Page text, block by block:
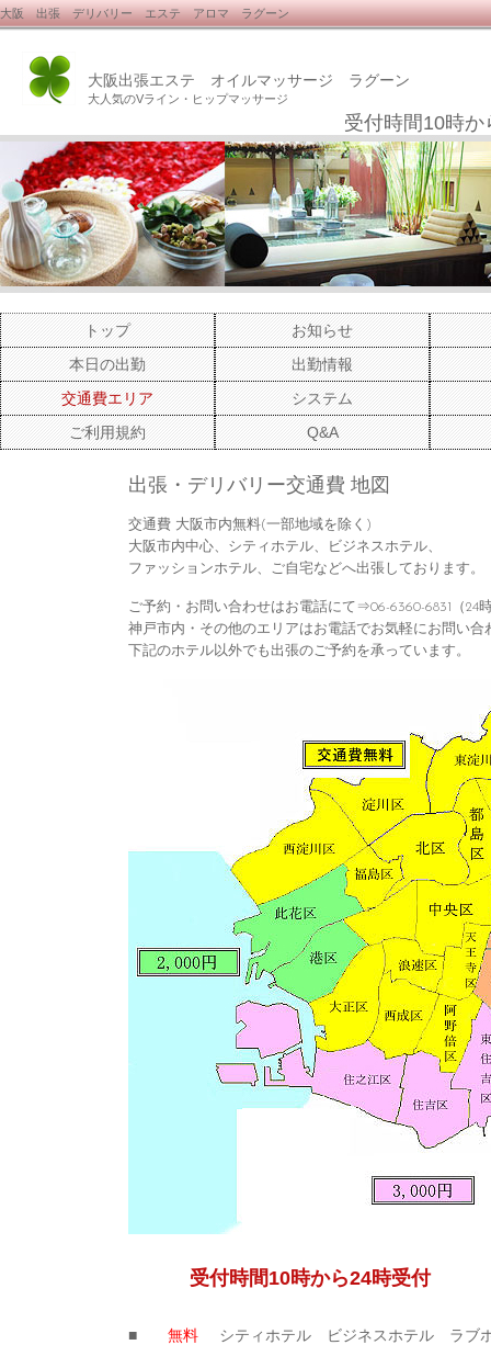
大阪 出張 デリバリー エステ アロマ ラグーン
大阪出張エステ オイルマッサージ ラグーン
大人気のVライン・ヒップマッサージ
受付時間10時
トップ
お知らせ
本日の出勤
出勤情報
交通費エリア
システム
ご利用規約
Q&A
出張・デリバリー交通費 地図
交通費 大阪市内無料(一部地域を除く)
大阪市内中心、シティホテル、ビジネスホテル、
ファッションホテル、ご自宅などへ出張しております。
ご予約・お問い合わせはお電話にて⇒06-6360-6831（24
神戸市内・その他のエリアはお電話でお気軽にお問い合
下記のホテル以外でも出張のご予約を承っています。
受付時間10時から24時受付
■ 無料
シティホテル ビジネスホテル ラブ